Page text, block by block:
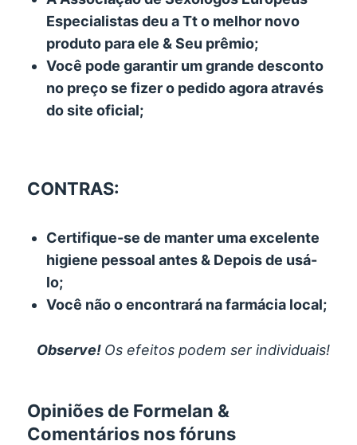
Especialistas deu a Tt o melhor novo
produto para ele & Seu prêmio;
Você pode garantir um grande desconto
no preço se fizer o pedido agora através
do site oficial;
CONTRAS:
Certifique-se de manter uma excelente
higiene pessoal antes & Depois de usá-
lo;
Você não o encontrará na farmácia local;
Observe! Os efeitos podem ser individuais!
Opiniões de Formelan &
Comentários nos fóruns